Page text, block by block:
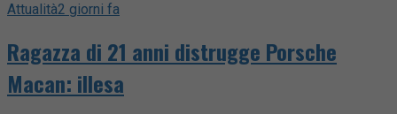
Attualità2 giorni fa
Ragazza di 21 anni distrugge Porsche
Macan: illesa